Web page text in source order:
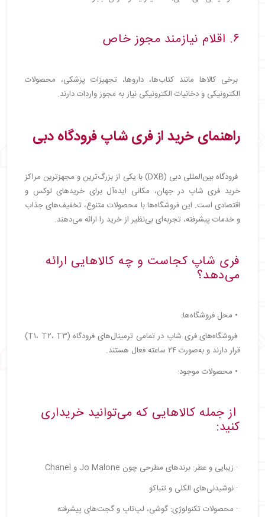
۶. اقلام نیازمند مجوز خاص
برخی کالاها مانند کتاب‌ها، داروها، تجهیزات پزشکی، محصولات
الکترونیکی و دخانیات الکترونیکی نیاز به مجوز واردات دارند.
راهنمای خرید از فری شاپ فرودگاه دبی
فرودگاه بین‌المللی دبی (DXB) با یکی از بزرگ‌ترین و مجهزترین مراکز
خرید فری شاپ در جهان، مکانی ایده‌آل برای خریدهای لوکس و
اقتصادی است. این فروشگاه‌ها با محصولات متنوع، تخفیف‌های جذاب
و خدمات پیشرفته، تجربه‌ای بی‌نظیر از خرید را ارائه می‌دهند.
فری شاپ کجاست و چه کالاهایی ارائه
می‌دهد؟
• محل فروشگاه‌ها:
فروشگاه‌های فری شاپ در تمامی ترمینال‌های فرودگاه (T۱، T۲، T۳)
قرار دارند و به‌صورت ۲۴ ساعته فعال هستند.
• محصولات موجود:
از جمله کالاهایی که می‌توانید خریداری
کنید:
· زیبایی و عطر: برندهای مطرحی چون Jo Malone و Chanel
· نوشیدنی‌های الکلی و تنباکو
· محصولات تکنولوژی: گوشی، لپ‌تاپ و گجت‌های پیشرفته